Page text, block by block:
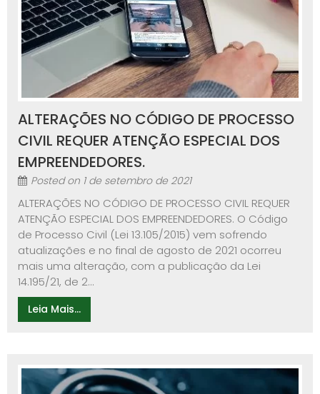
ALTERAÇÕES NO CÓDIGO DE PROCESSO
CIVIL REQUER ATENÇÃO ESPECIAL DOS
EMPREENDEDORES.
Posted on 1 de setembro de 2021
ALTERAÇÕES NO CÓDIGO DE PROCESSO CIVIL REQUER
ATENÇÃO ESPECIAL DOS EMPREENDEDORES. O Código
de Processo Civil (Lei 13.105/2015) vem sofrendo
atualizações e no final de agosto de 2021 ocorreu
mais uma alteração, com a publicação da Lei
14.195/21, de 2...
Leia Mais...